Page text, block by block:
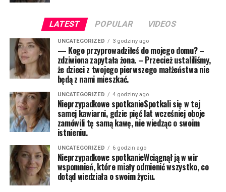
LATEST POPULAR VIDEOS
UNCATEGORIZED 3 godziny ago
— Kogo przyprowadziłeś do mojego domu? –
zdziwiona zapytała żona. – Przecież ustaliliśmy,
że dzieci z twojego pierwszego małżeństwa nie
będą z nami mieszkać.
UNCATEGORIZED 4 godziny ago
Nieprzypadkowe spotkanieSpotkali się w tej
samej kawiarni, gdzie pięć lat wcześniej oboje
zamówili tę samą kawę, nie wiedząc o swoim
istnieniu.
UNCATEGORIZED 6 godzin ago
Nieprzypadkowe spotkanieWciągnął ją w wir
wspomnień, które miały odmienić wszystko, co
dotąd wiedziała o swoim życiu.